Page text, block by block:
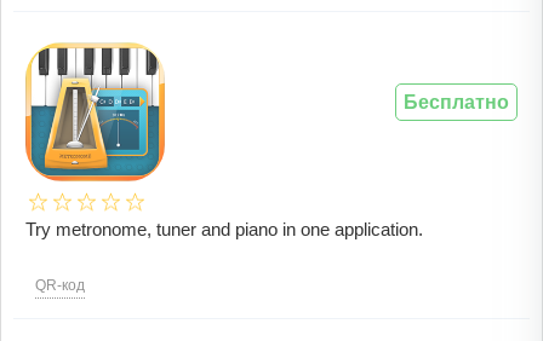
Try metronome, tuner and piano in one application.
QR-код
Бесплатно